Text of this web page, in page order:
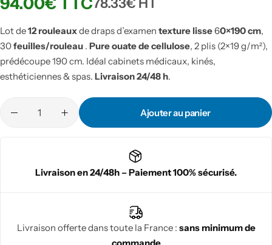
Lot de12 rouleauxde draps d’examen texture lisse60×190 cm,
30feuilles/rouleau . Pure ouate de cellulose, 2 plis (2×19 g/m²),
prédécoupe 190 cm. Idéal cabinets médicaux, kinés,
esthéticiennes & spas. Livraison 24/48 h.
Ajouter au panier
Livraison en 24/48h – Paiement 100% sécurisé.
Livraison offerte dans toute la France : sans minimum de